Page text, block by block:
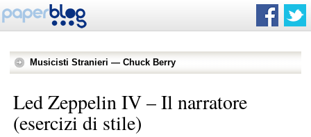
Musicisti Stranieri — Chuck Berry
Led Zeppelin IV – Il narratore
(esercizi di stile)